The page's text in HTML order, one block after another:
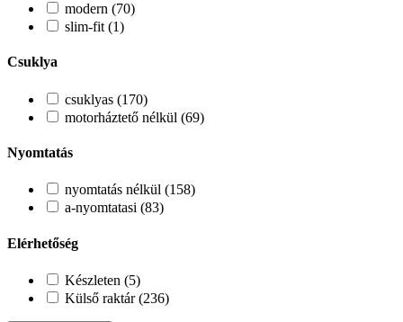
modern (70)
slim-fit (1)
Csuklya
csuklyas (170)
motorháztető nélkül (69)
Nyomtatás
nyomtatás nélkül (158)
a-nyomtatasi (83)
Elérhetőség
Készleten (5)
Külső raktár (236)